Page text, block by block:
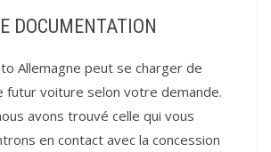
DOCUMENTATION
Allemagne peut se charger de
futur voiture selon votre demande.
avons trouvé celle qui vous
en contact avec la concession